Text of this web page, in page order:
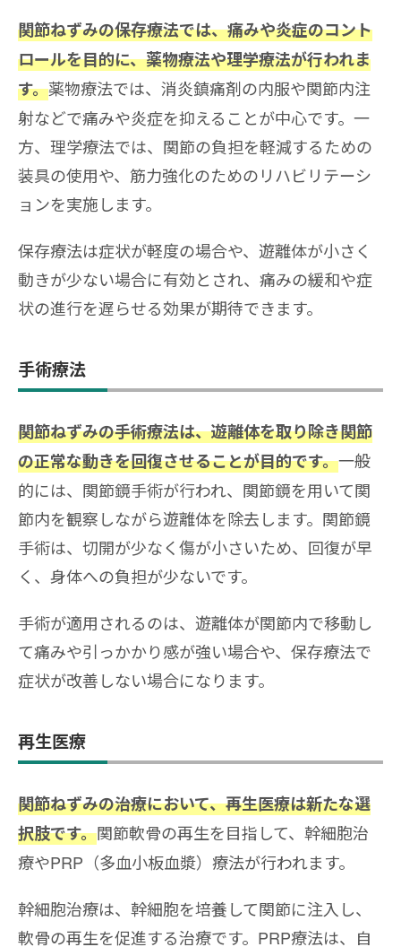
関節ねずみの保存療法では、痛みや炎症のコント
ロールを目的に、薬物療法や理学療法が行われま
す。薬物療法では、消炎鎮痛剤の内服や関節内注
射などで痛みや炎症を抑えることが中心です。一
方、理学療法では、関節の負担を軽減するための
装具の使用や、筋力強化のためのリハビリテーシ
ョンを実施します。
保存療法は症状が軽度の場合や、遊離体が小さく
動きが少ない場合に有効とされ、痛みの緩和や症
状の進行を遅らせる効果が期待できます。
手術療法
関節ねずみの手術療法は、遊離体を取り除き関節
の正常な動きを回復させることが目的です。一般
的には、関節鏡手術が行われ、関節鏡を用いて関
節内を観察しながら遊離体を除去します。関節鏡
手術は、切開が少なく傷が小さいため、回復が早
く、身体への負担が少ないです。
手術が適用されるのは、遊離体が関節内で移動し
て痛みや引っかかり感が強い場合や、保存療法で
症状が改善しない場合になります。
再生医療
関節ねずみの治療において、再生医療は新たな選
択肢です。関節軟骨の再生を目指して、幹細胞治
療やPRP（多血小板血漿）療法が行われます。
幹細胞治療は、幹細胞を培養して関節に注入し、
軟骨の再生を促進する治療です。PRP療法は、自